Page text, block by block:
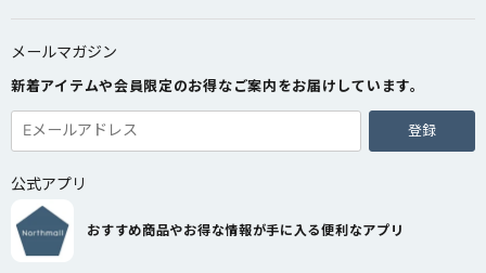
メールマガジン
新着アイテムや会員限定のお得なご案内をお届けしています。
登録
公式アプリ
おすすめ商品やお得な情報が手に入る便利なアプリ